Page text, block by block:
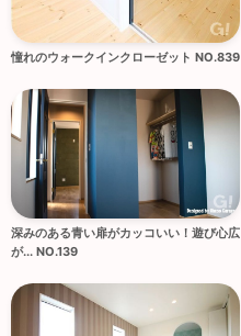
憧れのウォークインクローゼット NO.839
深みのある青い扉がカッコいい！遊び心広
が... NO.139